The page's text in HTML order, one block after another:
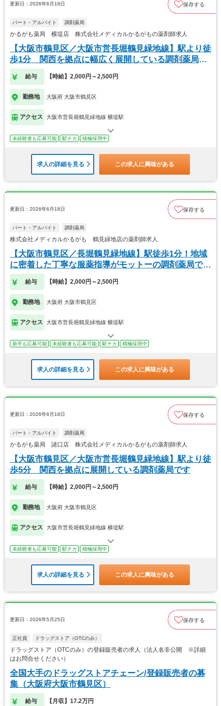
更新日：2026年6月18日 保存する
パート・アルバイト 調剤薬局
かるがも薬局 横堤店 株式会社メディカルかるがもの薬剤師求人
【大阪市鶴見区／大阪市営長堀鶴見緑地線】駅より徒
歩1分 関西を拠点に幅広く展開している調剤薬局で
す
給与 【時給】2,000円～2,500円
勤務地 大阪府 大阪市鶴見区
アクセス 大阪市営長堀鶴見緑地線 横堤駅
未経験者も応募可能 駅チカ 積極採用中
求人の詳細を見る この求人に興味がある
更新日：2026年6月18日 保存する
パート・アルバイト 調剤薬局
株式会社メディカルかるがも 鶴見緑地店の薬剤師求人
【大阪市鶴見区／長堀鶴見緑地線】駅徒歩1分！地域
に密着した丁寧な服薬指導がモットーの調剤薬局で
す。
給与 【時給】2,000円～2,500円
勤務地 大阪府 大阪市鶴見区
アクセス 大阪市営長堀鶴見緑地線 横堤駅
新卒も応募可能 未経験者も応募可能 駅チカ 積極採用中
求人の詳細を見る この求人に興味がある
更新日：2026年6月18日 保存する
パート・アルバイト 調剤薬局
かるがも薬局 諸口店 株式会社メディカルかるがもの薬剤師求人
【大阪市鶴見区／大阪市営長堀鶴見緑地線】駅より徒
歩5分 関西を拠点に展開している調剤薬局です
給与 【時給】2,000円～2,500円
勤務地 大阪府 大阪市鶴見区
アクセス 大阪市営長堀鶴見緑地線 横堤駅
未経験者も応募可能 駅チカ 積極採用中
求人の詳細を見る この求人に興味がある
更新日：2026年5月25日 保存する
正社員 ドラッグストア（OTCのみ）
ドラッグストア（OTCのみ）の登録販売者の求人（法人名非公開 ※詳細
はお問合せください）
全国大手のドラッグストアチェーン/登録販売者の募
集（大阪府大阪市鶴見区）
給与 【月収】17.2万円